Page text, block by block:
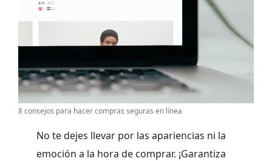
8 consejos para hacer compras seguras en línea
No te dejes llevar por las apariencias ni la
emoción a la hora de comprar. ¡Garantiza